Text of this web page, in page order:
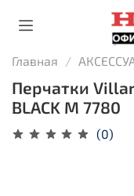
Главная
Перчатки
BLACK M 7780
(0)